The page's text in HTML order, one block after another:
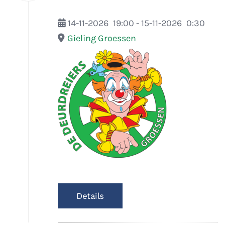
14-11-2026 19:00 - 15-11-2026 0:30
Gieling Groessen
Details